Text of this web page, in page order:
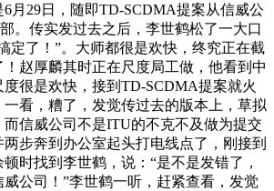
月29日，随即TD-SCDMA提案从信威公
。传实发过去之后，李世鹤松了一大口
定了！”。大师都很是欢快，终究正在截
赵厚麟其时正在尺度局工做，他看到中
很是欢快，接到TD-SCDMA提案就火
看，糟了，发觉传过去的版本上，草拟
信威公司不是ITU的不克不及做为提交
步奔到办公室起头打电线点了，刚接到
时找到李世鹤，说：“是不是发错了，
公司！”李世鹤一听，赶紧查看，发觉